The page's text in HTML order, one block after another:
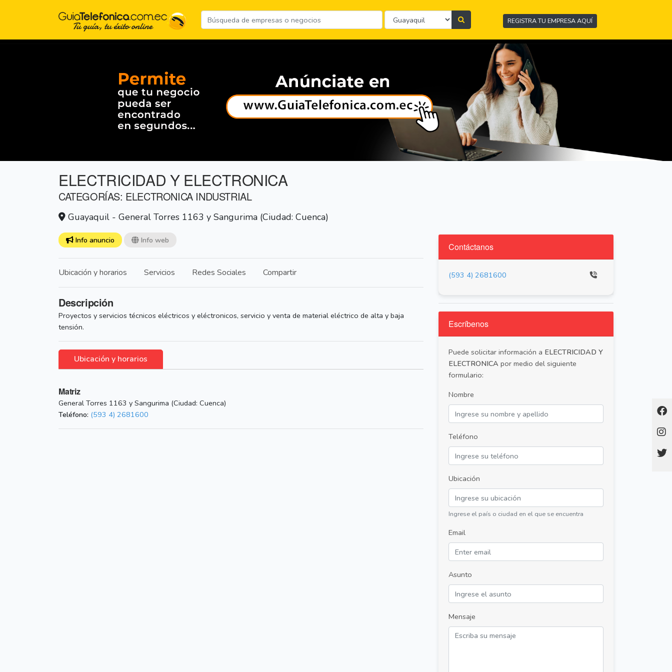
REGISTRA TU EMPRESA AQUÍ
ELECTRICIDAD Y ELECTRONICA
CATEGORÍAS: ELECTRONICA INDUSTRIAL
Guayaquil - General Torres 1163 y Sangurima (Ciudad: Cuenca)
Info anuncio Info web
Ubicación y horarios Servicios Redes Sociales Compartir
Descripción
Proyectos y servicios técnicos eléctricos y eléctronicos, servicio y venta de material eléctrico de alta y baja
tensión.
Ubicación y horarios
Matriz
General Torres 1163 y Sangurima (Ciudad: Cuenca)
Teléfono: (593 4) 2681600
Contáctanos
(593 4) 2681600
Escríbenos
Puede solicitar información a ELECTRICIDAD Y
ELECTRONICA por medio del siguiente
formulario:
Nombre
Teléfono
Ubicación
Ingrese el país o ciudad en el que se encuentra
Email
Asunto
Mensaje